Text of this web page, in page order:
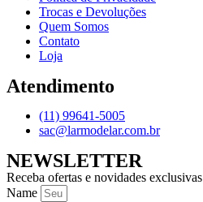
Trocas e Devoluções
Quem Somos
Contato
Loja
Atendimento
(11) 99641-5005
sac@larmodelar.com.br
NEWSLETTER
Receba ofertas e novidades exclusivas
Name